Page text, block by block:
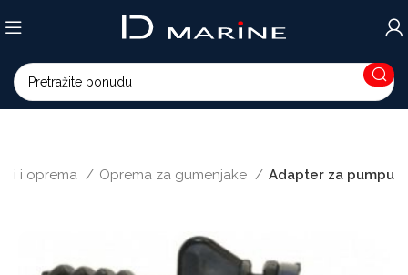
i oprema Oprema za gumenjake Adapter za pumpu